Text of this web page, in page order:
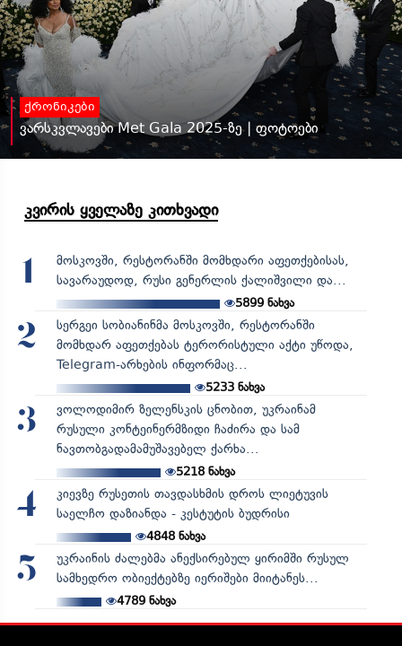
ქრონიკები
ვარსკვლავები Met Gala 2025-ზე | ფოტოები
კვირის ყველაზე კითხვადი
1
მოსკოვში, რესტორანში მომხდარი აფეთქებისას,
სავარაუდოდ, რუსი გენერლის ქალიშვილი და...
5899 ნახვა
2
სერგეი სობიანინმა მოსკოვში, რესტორანში
მომხდარ აფეთქებას ტერორისტული აქტი უწოდა,
Telegram-არხების ინფორმაც...
5233ნახვა
3
ვოლოდიმირ ზელენსკის ცნობით, უკრაინამ
რუსული კონტეინერმზიდი ჩაძირა და სამ
ნავთობგადამამუშავებელ ქარხა...
5218ნახვა
4
კიევზე რუსეთის თავდასხმის დროს ლიეტუვის
საელჩო დაზიანდა - კესტუტის ბუდრისი
4848ნახვა
5
უკრაინის ძალებმა ანექსირებულ ყირიმში რუსულ
სამხედრო ობიექტებზე იერიშები მიიტანეს...
4789ნახვა